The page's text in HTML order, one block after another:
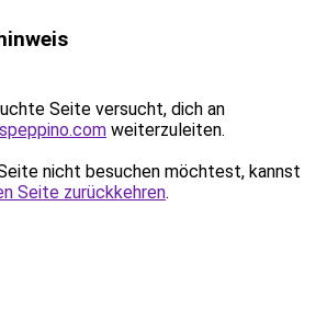
Seite versucht, dich an
weiterzuleiten.
nicht besuchen möchtest, kannst
Seite zurückkehren.